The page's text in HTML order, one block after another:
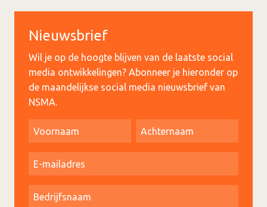
Nieuwsbrief
Wil je op de hoogte blijven van de laatste social
media ontwikkelingen? Abonneer je hieronder op
de maandelijkse social media nieuwsbrief van
NSMA.